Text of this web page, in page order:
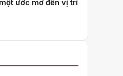
ước mơ đến vị trí